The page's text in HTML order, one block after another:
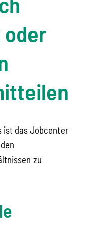
oder
ist das Jobcenter
zu